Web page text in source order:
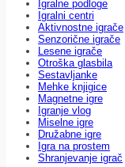
Igralne podloge
Igralni centri
Aktivnostne igrače
Senzorične igrače
Lesene igrače
Otroška glasbila
Sestavljanke
Mehke knjigice
Magnetne igre
Igranje vlog
Miselne igre
Družabne igre
Igra na prostem
Shranjevanje igrač